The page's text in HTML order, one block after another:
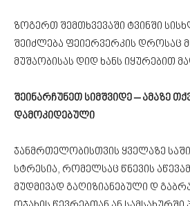
ზოგერთ შემთხვევაში ტვინში
შეიძლება ფეიერვერკის დროსაც
მუშაობისას დიდ ხანს იყურებით
შეინარჩუნეთ სიმშვიდე – ამაზე
დამოკიდებული
ჯანმრთელობისთვის ყველაზე
სტრესია, რომელსაც წნევის
მუდმივად გაღიზიანებული დ